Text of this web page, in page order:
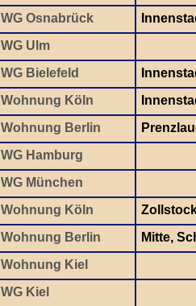
WG Osnabrück
WG Ulm
WG Bielefeld
Wohnung Köln
Wohnung Berlin
WG Hamburg
WG München
Wohnung Köln
Wohnung Berlin
Mitte,
Wohnung Kiel
WG Kiel